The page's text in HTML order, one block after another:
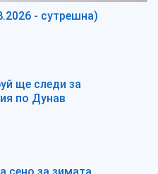
- сутрешна)
ще следи за
по Дунав